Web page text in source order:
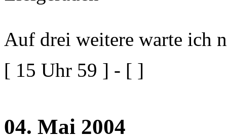
Auf drei weitere warte ich
[ 15 Uhr 59 ] - [ ]
04. Mai 2004